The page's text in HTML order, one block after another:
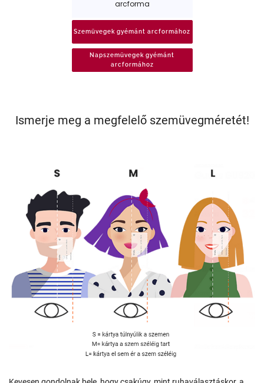
arcforma
Szemüvegek gyémánt arcformához
Napszemüvegek gyémánt
arcformához
Ismerje meg a megfelelő szemüvegméretét!